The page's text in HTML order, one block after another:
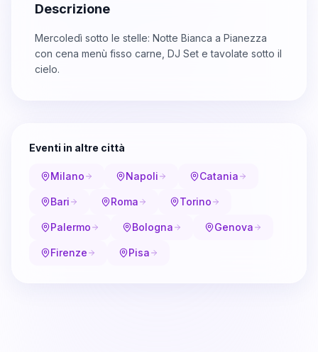
Descrizione
Mercoledì sotto le stelle: Notte Bianca a Pianezza
con cena menù fisso carne, DJ Set e tavolate sotto il
cielo.
Eventi in altre città
Milano Napoli Catania
Bari Roma Torino
Palermo Bologna Genova
Firenze Pisa